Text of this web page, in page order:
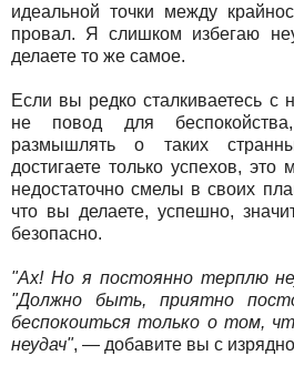
идеальной точки между
провал. Я слишком избегаю
делаете то же самое.
Если вы редко сталкиваетесь с
не повод для
размышлять о таких
достигаете только успехов, это
недостаточно смелы в своих
что вы делаете, успешно,
безопасно.
"Ах! Но я постоянно терплю
"Должно быть, приятно
беспокоиться только о том,
неудач", — добавите вы с